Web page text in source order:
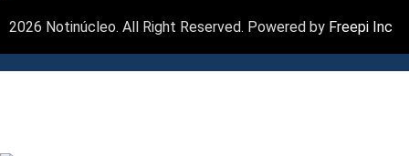
2026 Notinúcleo. All Right Reserved. Powered by Freepi Inc